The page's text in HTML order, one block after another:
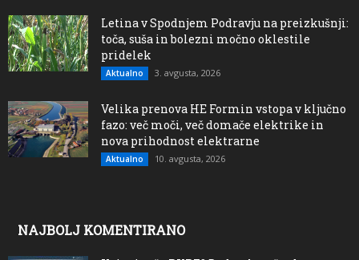
Letina v Spodnjem Podravju na preizkušnji:
toča, suša in bolezni močno oklestile
pridelek
Aktualno 3. avgusta, 2026
Velika prenova HE Formin vstopa v ključno
fazo: več moči, več domače elektrike in
nova prihodnost elektrarne
Aktualno 10. avgusta, 2026
NAJBOLJ KOMENTIRANO